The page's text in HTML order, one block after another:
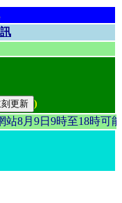
)
站8月9日9時至18